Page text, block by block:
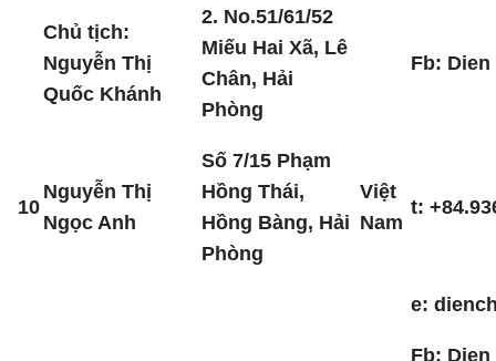
Chủ tịch:
Nguyễn Thị
Quốc Khánh
2. No.51/61/52
Miếu Hai Xã, Lê
Chân, Hải
Phòng
Fb:
10
Nguyễn Thị
Ngọc Anh
Số 7/15 Phạm
Hồng Thái,
Hồng Bàng, Hải
Phòng
Việt
Nam
t:
e:
Fb: